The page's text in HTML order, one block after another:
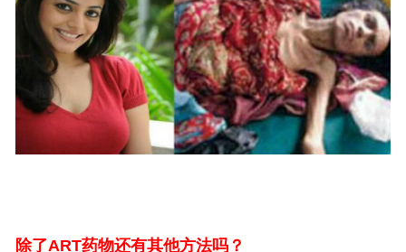
除了ART药物还有其他方法吗？